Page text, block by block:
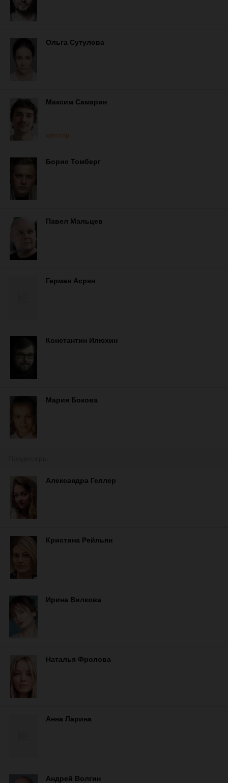
Ольга Сутулова
Максим Самарин
хипстер
Борис Томберг
Павел Мальцев
Герман Асрян
Константин Илюхин
Мария Бокова
Александра Геллер
Кристина Рейльян
Ирина Вилкова
Наталья Фролова
Анна Ларина
Андрей Волгин